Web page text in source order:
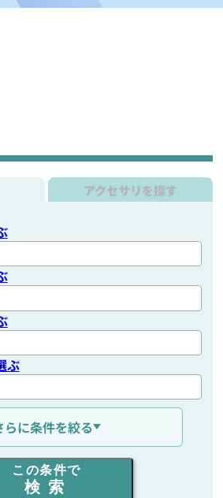
アクセサリを探す
ぶ
らに条件を絞る
この条件で
検索